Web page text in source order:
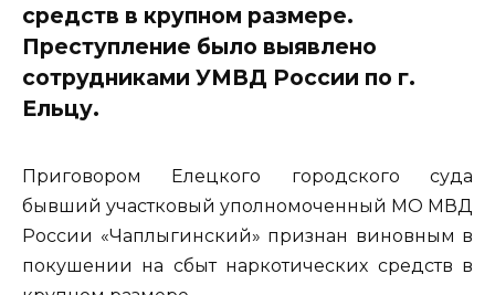
средств в крупном размере.
Преступление было выявлено
сотрудниками УМВД России по г.
Ельцу.
Приговором Елецкого городского суда
бывший участковый уполномоченный МО МВД
России «Чаплыгинский» признан виновным в
покушении на сбыт наркотических средств в